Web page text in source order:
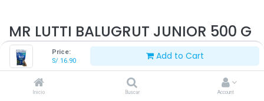
Price:
S/ 16.90 Add to Cart
Inicio Buscar Account
MR LUTTI BALUGRUT JUNIOR 500 G
Alimento Peletizado Natural y Balanceado para Conejos Jóvenes
S/16.90